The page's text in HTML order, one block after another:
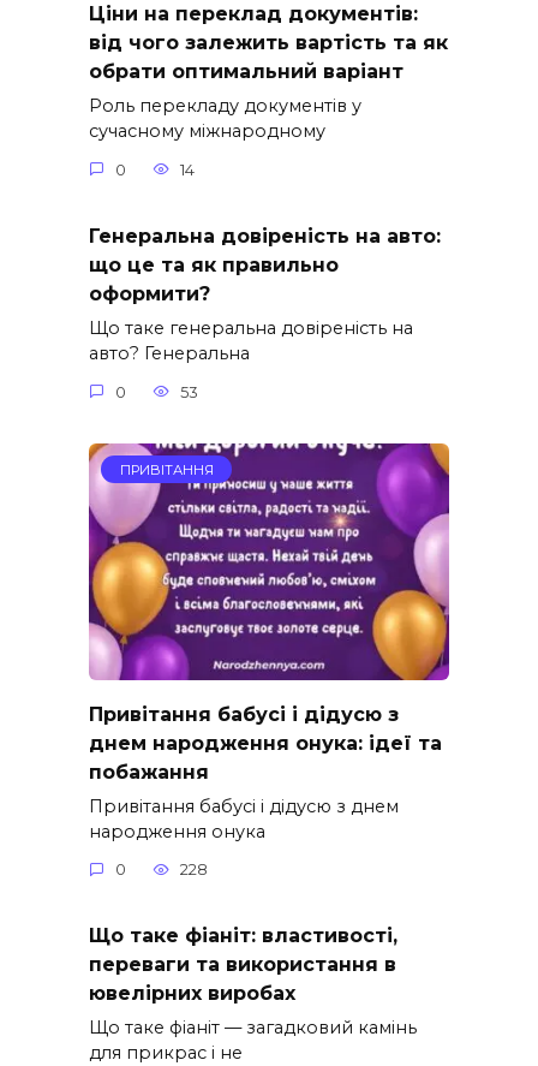
Ціни на переклад документів:
від чого залежить вартість та як
обрати оптимальний варіант
Роль перекладу документів у
сучасному міжнародному
0 14
Генеральна довіреність на авто:
що це та як правильно
оформити?
Що таке генеральна довіреність на
авто? Генеральна
0 53
ПРИВІТАННЯ
Привітання бабусі і дідусю з
днем народження онука: ідеї та
побажання
Привітання бабусі і дідусю з днем
народження онука
0 228
Що таке фіаніт: властивості,
переваги та використання в
ювелірних виробах
Що таке фіаніт — загадковий камінь
для прикрас і не